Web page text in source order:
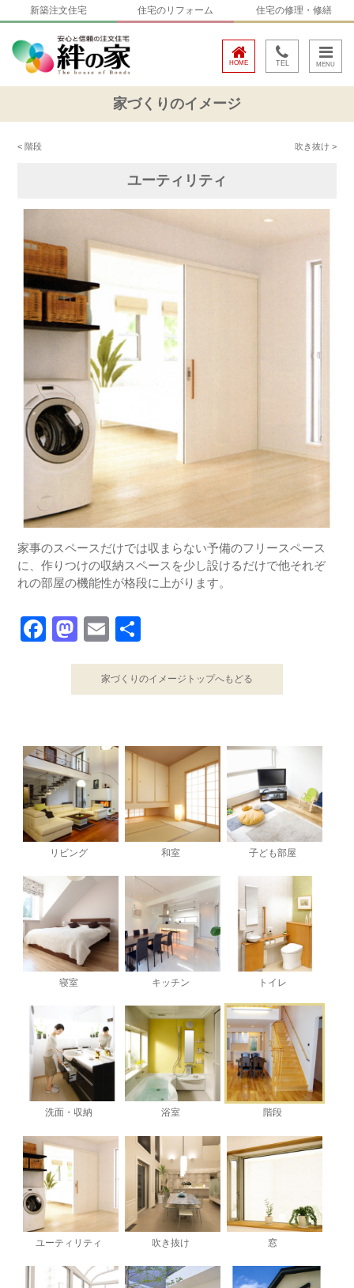
新築注文住宅 住宅のリフォーム 住宅の修理・修繕
TEL
HOME
家づくりのイメージ
< 階段 吹き抜け >
ユーティリティ
家事のスペースだけでは収まらない予備のフリースペース
に、作りつけの収納スペースを少し設けるだけで他それぞ
れの部屋の機能性が格段に上がります。
Facebook
Mastodon
Email
家づくりのイメージトップへもどる
リビング 和室 子ども部屋
寝室 キッチン トイレ
洗面・収納 浴室 階段
ユーティリティ 吹き抜け 窓